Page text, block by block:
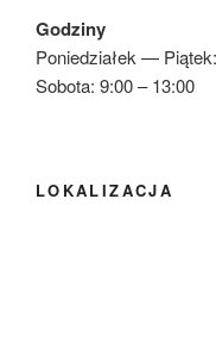
Godziny
Poniedziałek —
Sobota: 9:00 – 13:00
LOKALIZACJA